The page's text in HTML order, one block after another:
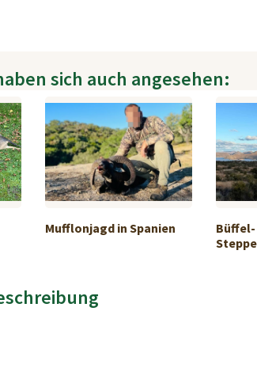
sich auch angesehen:
Mufflonjagd in Spanien